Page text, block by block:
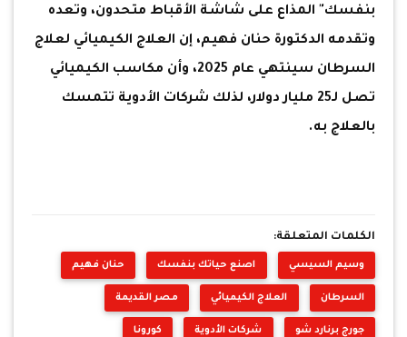
بنفسك" المذاع على شاشة الأقباط متحدون، وتعده
وتقدمه الدكتورة حنان فهيم، إن العلاج الكيميائي لعلاج
السرطان سينتهي عام 2025، وأن مكاسب الكيميائي
تصل لـ25 مليار دولار، لذلك شركات الأدوية تتمسك
بالعلاج به.
الكلمات المتعلقة:
وسيم السيسي اصنع حياتك بنفسك حنان فهيم
السرطان العلاج الكيميائي مصر القديمة
جورج برنارد شو شركات الأدوية كورونا